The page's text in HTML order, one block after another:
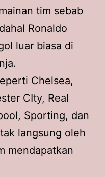
tim sebab
Ronaldo
luar biasa di
Chelsea,
CIty, Real
Sporting, dan
langsung oleh
mendapatkan